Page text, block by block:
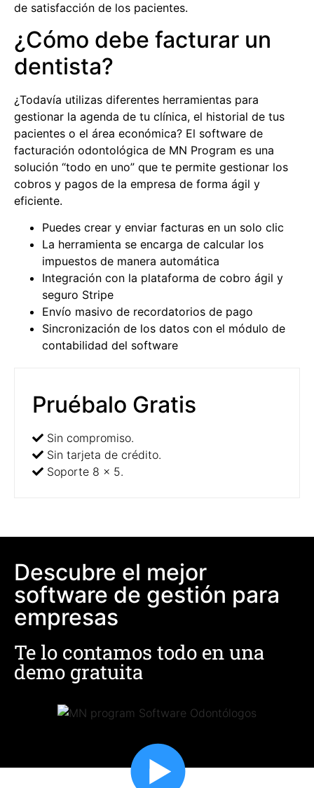
de satisfacción de los pacientes.
¿Cómo debe facturar un
dentista?
¿Todavía utilizas diferentes herramientas para
gestionar la agenda de tu clínica, el historial de tus
pacientes o el área económica? El software de
facturación odontológica de MN Program es una
solución “todo en uno” que te permite gestionar los
cobros y pagos de la empresa de forma ágil y
eficiente.
Puedes crear y enviar facturas en un solo clic
La herramienta se encarga de calcular los
impuestos de manera automática
Integración con la plataforma de cobro ágil y
seguro Stripe
Envío masivo de recordatorios de pago
Sincronización de los datos con el módulo de
contabilidad del software
Pruébalo Gratis
Sin compromiso.
Sin tarjeta de crédito.
Soporte 8 x 5.
Descubre el mejor
software de gestión para
empresas
Te lo contamos todo en una
demo gratuita